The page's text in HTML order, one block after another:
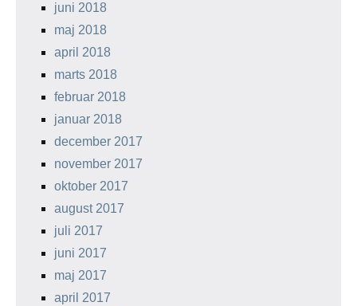
juni 2018
maj 2018
april 2018
marts 2018
februar 2018
januar 2018
december 2017
november 2017
oktober 2017
august 2017
juli 2017
juni 2017
maj 2017
april 2017